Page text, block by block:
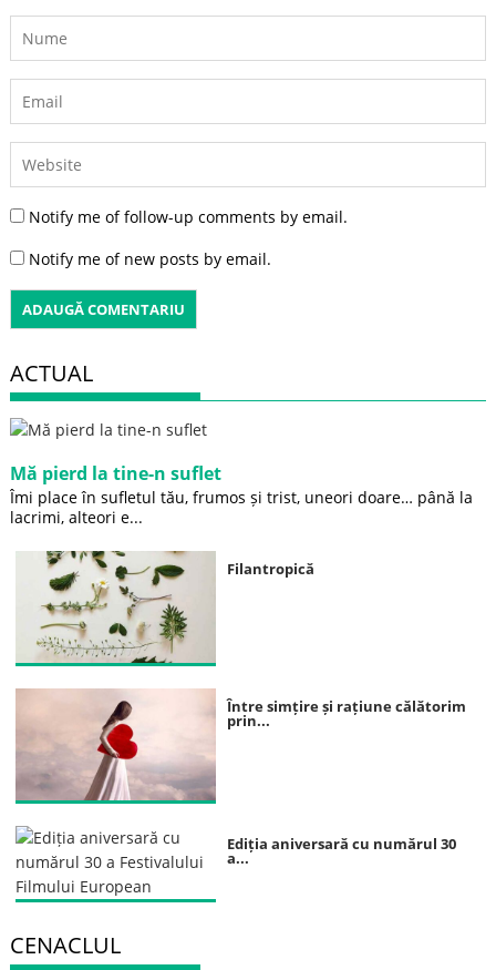
Notify me of follow-up comments by email.
Notify me of new posts by email.
ACTUAL
Mă pierd la tine-n suflet
Îmi place în sufletul tău, frumos și trist, uneori doare… până la
lacrimi, alteori e...
Filantropică
Între simțire și rațiune călătorim
prin...
Ediția aniversară cu numărul 30
a...
CENACLUL